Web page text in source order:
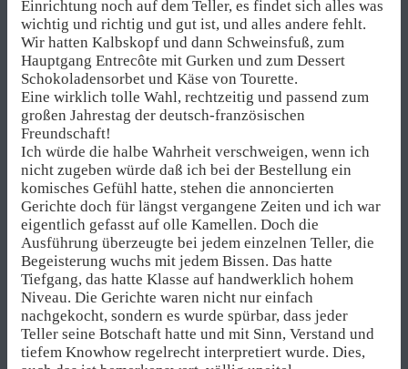
Einrichtung noch auf dem Teller, es findet sich alles was
wichtig und richtig und gut ist, und alles andere fehlt.
Wir hatten Kalbskopf und dann Schweinsfuß, zum
Hauptgang Entrecôte mit Gurken und zum Dessert
Schokoladensorbet und Käse von Tourette.
Eine wirklich tolle Wahl, rechtzeitig und passend zum
großen Jahrestag der deutsch-französischen
Freundschaft!
Ich würde die halbe Wahrheit verschweigen, wenn ich
nicht zugeben würde daß ich bei der Bestellung ein
komisches Gefühl hatte, stehen die annoncierten
Gerichte doch für längst vergangene Zeiten und ich war
eigentlich gefasst auf olle Kamellen. Doch die
Ausführung überzeugte bei jedem einzelnen Teller, die
Begeisterung wuchs mit jedem Bissen. Das hatte
Tiefgang, das hatte Klasse auf handwerklich hohem
Niveau. Die Gerichte waren nicht nur einfach
nachgekocht, sondern es wurde spürbar, dass jeder
Teller seine Botschaft hatte und mit Sinn, Verstand und
tiefem Knowhow regelrecht interpretiert wurde. Dies,